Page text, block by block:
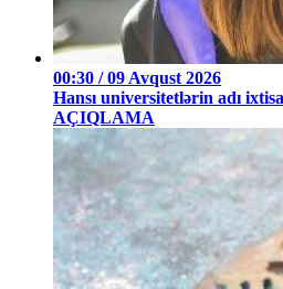
00:30 / 09 Avqust 2026
Hansı universitetlərin adı
AÇIQLAMA